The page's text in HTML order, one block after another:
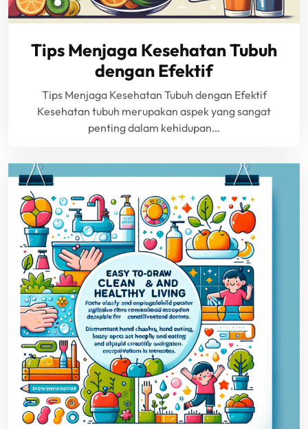
Tips Menjaga Kesehatan Tubuh
dengan Efektif
Tips Menjaga Kesehatan Tubuh dengan Efektif
Kesehatan tubuh merupakan aspek yang sangat
penting dalam kehidupan…